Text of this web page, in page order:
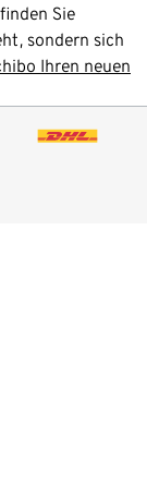
Sie
sondern sich
Ihren neuen